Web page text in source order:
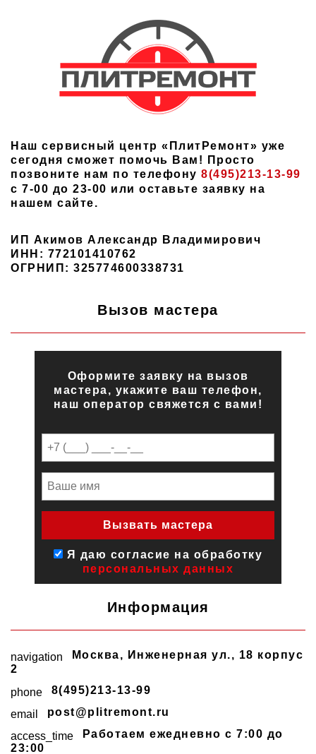
Наш сервисный центр «ПлитРемонт» уже
сегодня сможет помочь Вам! Просто
позвоните нам по телефону 8(495)213-13-99
с 7-00 до 23-00 или оставьте заявку на
нашем сайте.
ИП Акимов Александр Владимирович
ИНН: 772101410762
ОГРНИП: 325774600338731
Вызов мастера
Оформите заявку на вызов
мастера, укажите ваш телефон,
наш оператор свяжется с вами!
Я даю согласие на обработку
персональных данных
Информация
navigation Москва, Инженерная ул., 18 корпус
2
phone
8(495)213-13-99
email
post@plitremont.ru
access_time
Работаем ежедневно c 7:00 до
23:00